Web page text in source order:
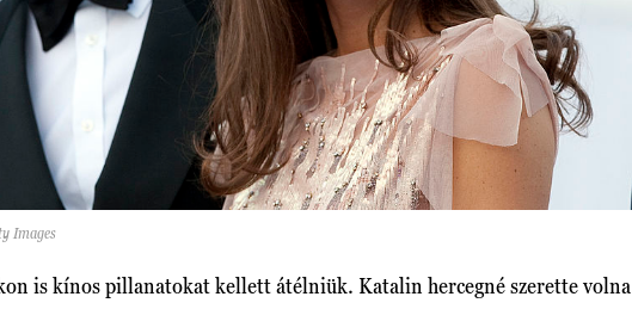
Images
is kínos pillanatokat kellett átélniük. Katalin hercegné szerette volna